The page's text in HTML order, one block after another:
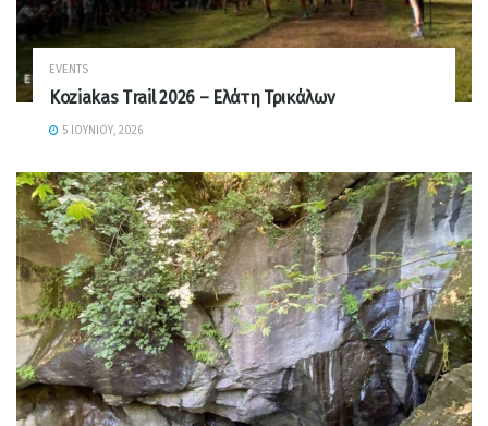
EVENTS
Koziakas Trail 2026 – Ελάτη Τρικάλων
5 ΙΟΥΝΊΟΥ, 2026